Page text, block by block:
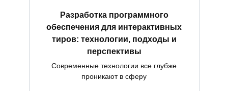
Разработка программного
обеспечения для интерактивных
тиров: технологии, подходы и
перспективы
Современные технологии все глубже
проникают в сферу